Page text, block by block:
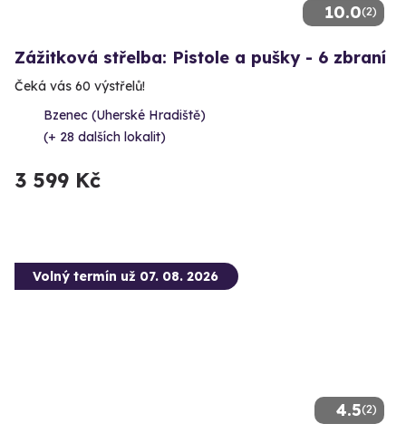
10.0(2)
Zážitková střelba: Pistole a pušky - 6 zbraní
Čeká vás 60 výstřelů!
Bzenec (Uherské Hradiště)
(+ 28 dalších lokalit)
3 599 Kč
4.5(2)
Volný termín už 07. 08. 2026